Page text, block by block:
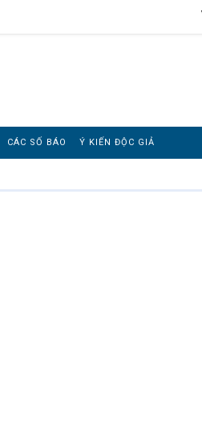
CÁC SỐ BÁO Ý KIẾN ĐỘC GIẢ